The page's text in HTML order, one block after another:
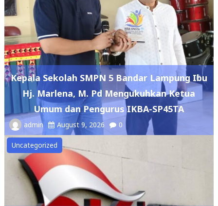
Kepala Sekolah SMPN 5 Bandar Lampung Ibu
Hj. Marlena, M. Pd Mengukuhkan Ketua
Umum dan Pengurus IKBA-SP45TA
admin August 9, 2026
Uncategorized